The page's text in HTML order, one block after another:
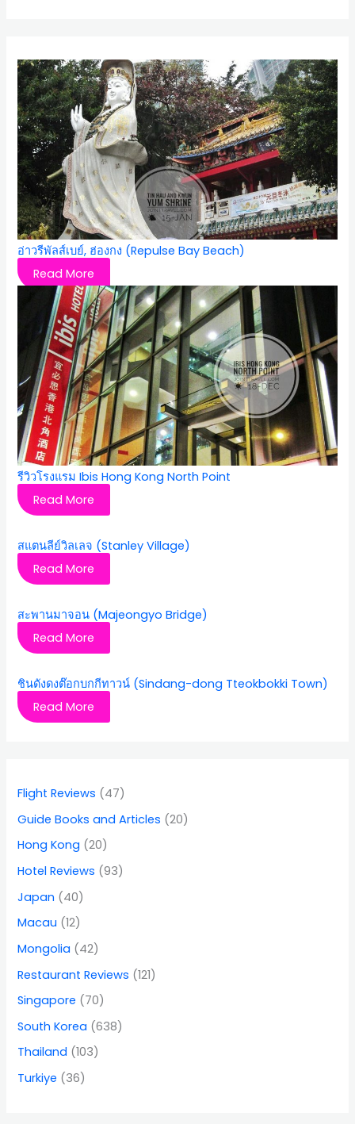
อ่าวรีพัลส์เบย์, ฮ่องกง (Repulse Bay Beach)
Read More
รีวิวโรงแรม Ibis Hong Kong North Point
Read More
สแตนลีย์วิลเลจ (Stanley Village)
Read More
สะพานมาจอน (Majeongyo Bridge)
Read More
ชินดังดงต๊อกบกกีทาวน์ (Sindang-dong Tteokbokki Town)
Read More
Flight Reviews (47)
Guide Books and Articles (20)
Hong Kong (20)
Hotel Reviews (93)
Japan (40)
Macau (12)
Mongolia (42)
Restaurant Reviews (121)
Singapore (70)
South Korea (638)
Thailand (103)
Turkiye (36)